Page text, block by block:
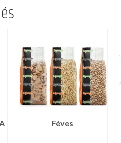
Fèves